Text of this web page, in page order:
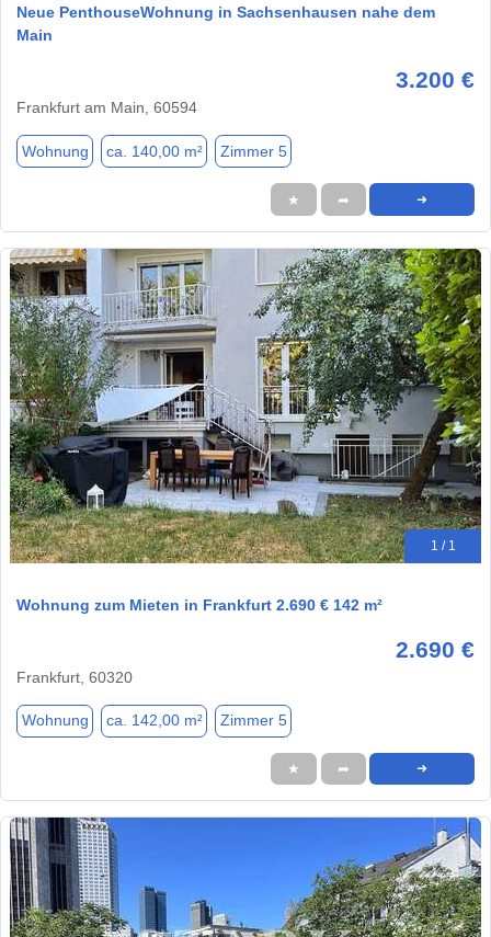
Neue PenthouseWohnung in Sachsenhausen nahe dem
Main
3.200 €
Frankfurt am Main, 60594
Wohnung ca. 140,00 m² Zimmer 5
★ ➦ ➜
1 / 1
Wohnung zum Mieten in Frankfurt 2.690 € 142 m²
2.690 €
Frankfurt, 60320
Wohnung ca. 142,00 m² Zimmer 5
★ ➦ ➜